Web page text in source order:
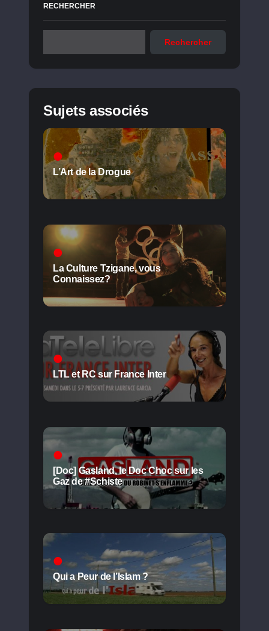
RECHERCHER
Rechercher
Sujets associés
L’Art de la Drogue
La Culture Tzigane, vous
Connaissez?
LTL et RC sur France Inter
[Doc] Gasland, le Doc Choc sur les
Gaz de #Schiste
Qui a Peur de l’Islam ?